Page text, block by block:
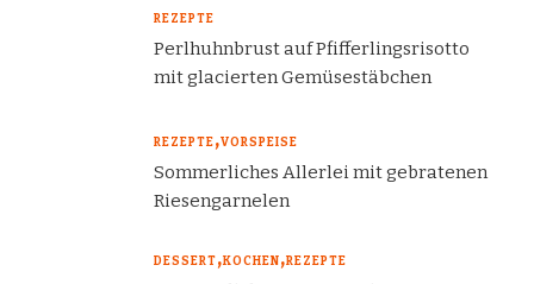
REZEPTE
Perlhuhnbrust auf Pfifferlingsrisotto
mit glacierten Gemüsestäbchen
REZEPTE VORSPEISE
Sommerliches Allerlei mit gebratenen
Riesengarnelen
DESSERT KOCHEN REZEPTE